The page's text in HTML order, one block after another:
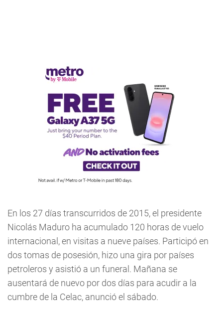
En los 27 días transcurridos de 2015, el presidente
Nicolás Maduro ha acumulado 120 horas de vuelo
internacional, en visitas a nueve países. Participó en
dos tomas de posesión, hizo una gira por países
petroleros y asistió a un funeral. Mañana se
ausentará de nuevo por dos días para acudir a la
cumbre de la Celac, anunció el sábado.